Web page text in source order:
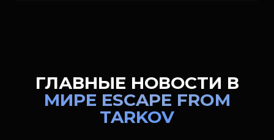
ГЛАВНЫЕ НОВОСТИ В
МИРЕ ESCAPE FROM
TARKOV